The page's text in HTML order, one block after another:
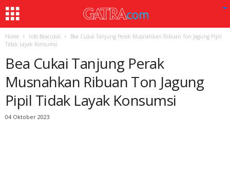
Home Info Beacukai
Bea Cukai Tanjung Perak Musnahkan Ribuan Ton Jagung Pipil
Tidak Layak Konsumsi
Bea Cukai Tanjung Perak
Musnahkan Ribuan Ton Jagung
Pipil Tidak Layak Konsumsi
04 Oktober 2023